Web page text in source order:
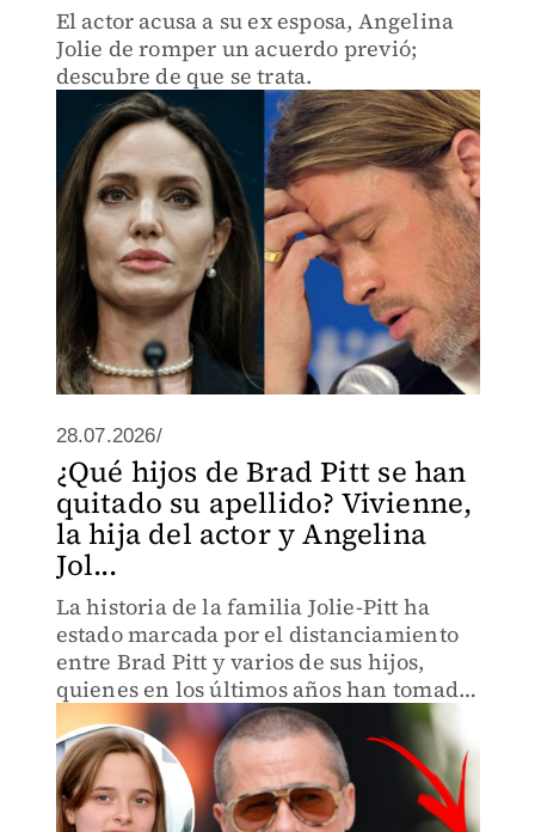
El actor acusa a su ex esposa, Angelina
Jolie de romper un acuerdo previó;
descubre de que se trata.
28.07.2026/
¿Qué hijos de Brad Pitt se han
quitado su apellido? Vivienne,
la hija del actor y Angelina
Jol...
La historia de la familia Jolie-Pitt ha
estado marcada por el distanciamiento
entre Brad Pitt y varios de sus hijos,
quienes en los últimos años han tomado
distintas decisiones sobre el uso de su
apellido.